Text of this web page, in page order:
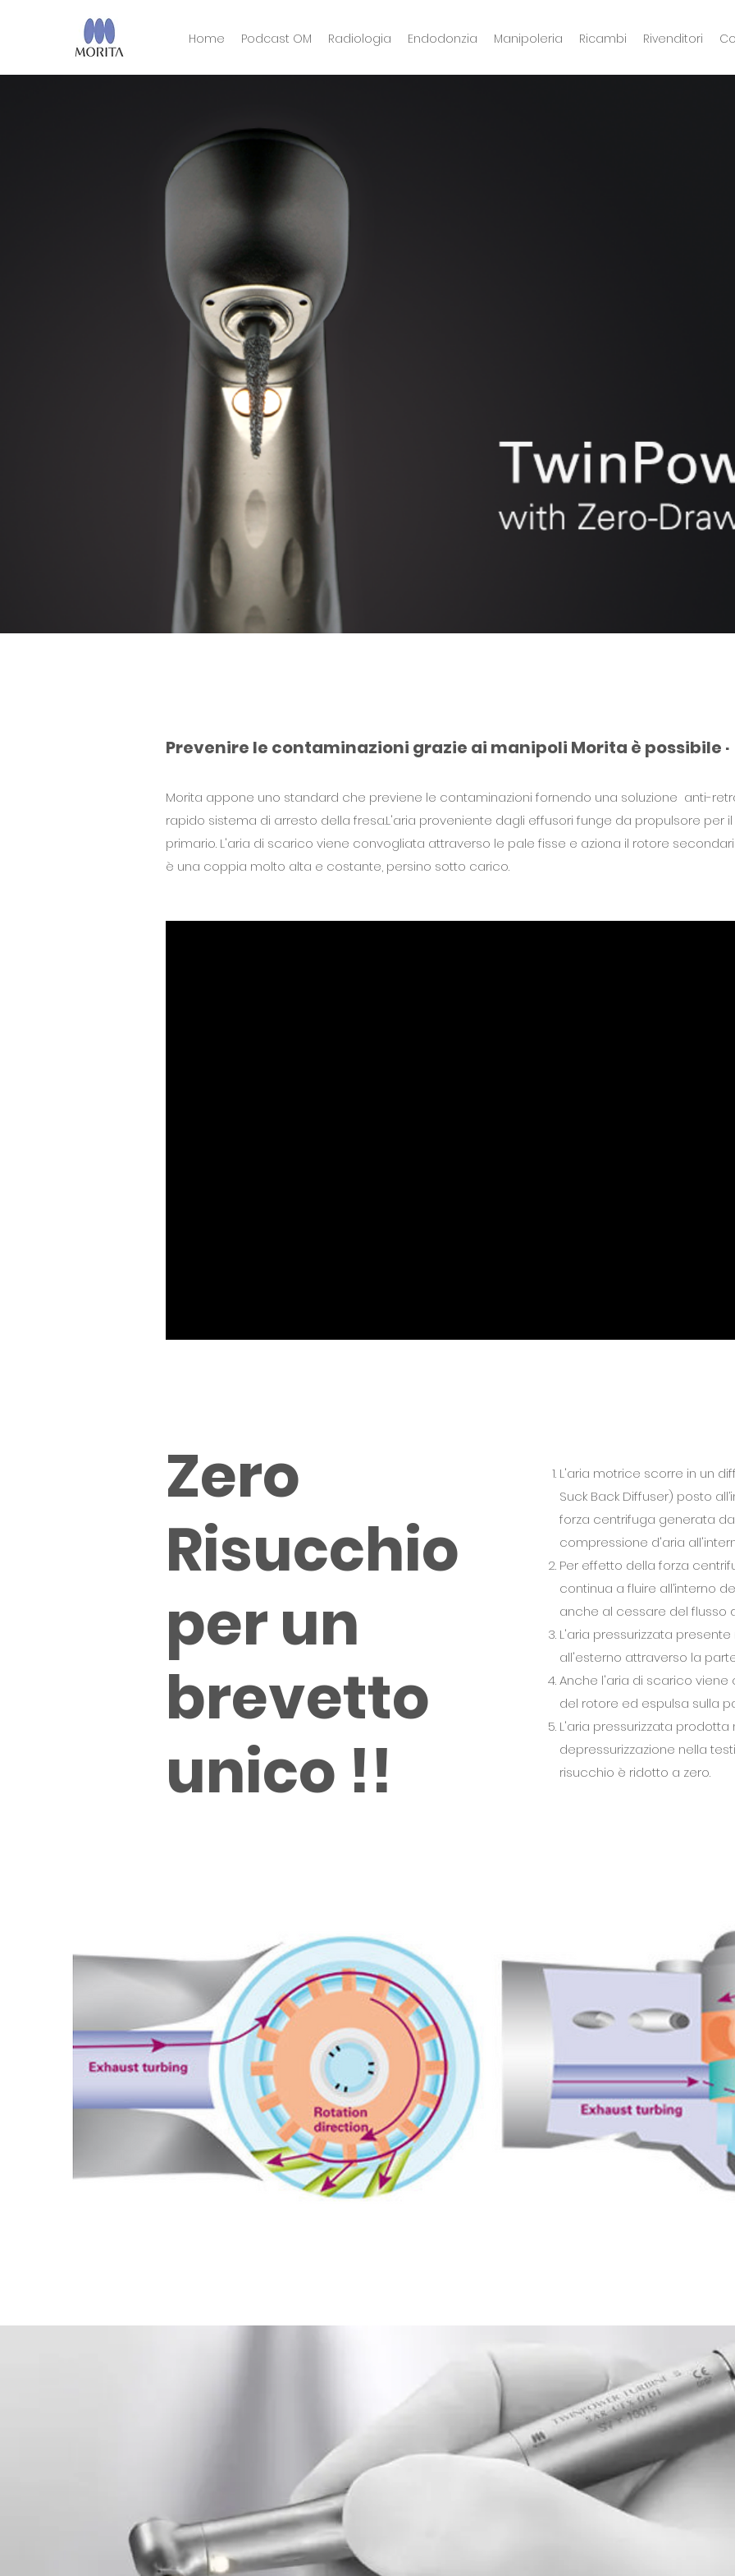
Home Podcast OM Radiologia Endodonzia Manipoleria Ricambi Rivenditori
Prevenire le contaminazioni grazie ai manipoli Morita è possibile ·
Morita appone uno standard che previene le contaminazioni fornendo una soluzione anti-
rapido sistema di arresto della fresa.L'aria proveniente dagli effusori funge da propulsore per
primario. L'aria di scarico viene convogliata attraverso le pale fisse e aziona il rotore
è una coppia molto alta e costante, persino sotto carico.
Zero
Risucchio
per un
brevetto
unico !!
L'aria motrice scorre in un
Suck Back Diffuser) posto
forza centrifuga generata
compressione d'aria
Per effetto della forza
continua a fluire all’interno
anche al cessare del flusso
L'aria pressurizzata
all'esterno attraverso la
Anche l'aria di scarico viene
del rotore ed espulsa sulla
L'aria pressurizzata prodotta
depressurizzazione nella
risucchio è ridotto a zero.